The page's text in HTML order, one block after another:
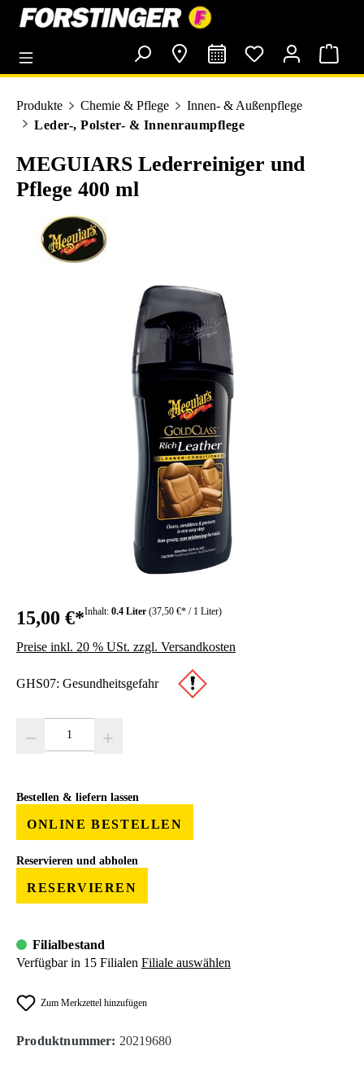
springen
Produkte Chemie & Pflege
Innen- & Außenpflege
Leder-, Polster- & Innenraumpflege
MEGUIARS Lederreiniger und
Pflege 400 ml
Bildergalerie überspringen
15,00 €*Inhalt: 0.4 Liter (37,50 €* / 1 Liter)
Preise inkl. 20 % USt. zzgl. Versandkosten
GHS07: Gesundheitsgefahr
Bestellen & liefern lassen
ONLINE BESTELLEN
Reservieren und abholen
RESERVIEREN
Filialbestand
Verfügbar in 15 Filialen Filiale auswählen
Zum Merkzettel hinzufügen
Produktnummer: 20219680